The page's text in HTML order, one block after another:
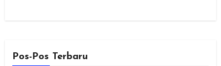
Pos-Pos Terbaru